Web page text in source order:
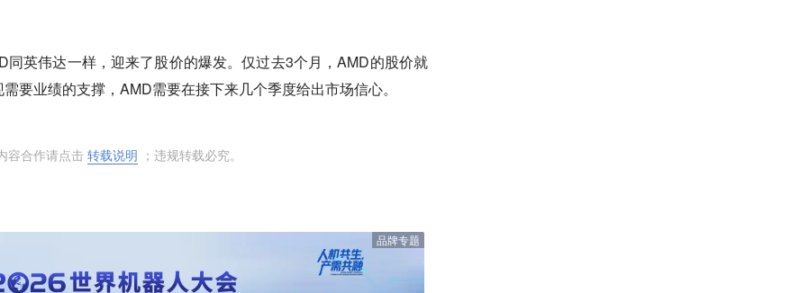
同英伟达一样，迎来了股价的爆发。仅过去3个月，AMD的股价就
要业绩的支撑，AMD需要在接下来几个季度给出市场信心。
容合作请点击 转载说明 ；违规转载必究。
品牌专题